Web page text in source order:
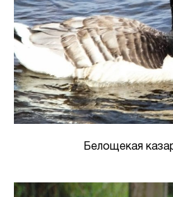
Белощекая